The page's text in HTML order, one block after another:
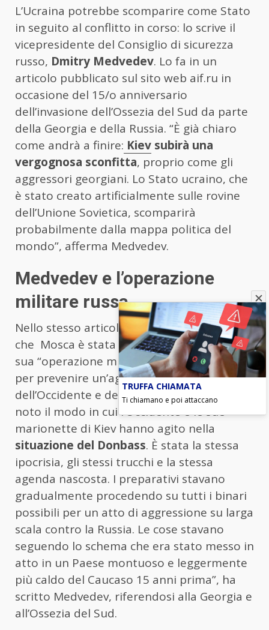
L’Ucraina potrebbe scomparire come Stato
in seguito al conflitto in corso: lo scrive il
vicepresidente del Consiglio di sicurezza
russo, Dmitry Medvedev. Lo fa in un
articolo pubblicato sul sito web aif.ru in
occasione del 15/o anniversario
dell’invasione dell’Ossezia del Sud da parte
della Georgia e della Russia. “È già chiaro
come andrà a finire: Kiev subirà una
vergognosa sconfitta, proprio come gli
aggressori georgiani. Lo Stato ucraino, che
è stato creato artificialmente sulle rovine
dell’Unione Sovietica, scomparirà
probabilmente dalla mappa politica del
mondo”, afferma Medvedev.
Medvedev e l’operazione
militare russa
Nello stesso articolo, Medvedev sostiene
che Mosca è stata costretta a lanciare la
sua “operazione militare” contro l’Ucraina
per prevenire un’aggressione da parte
dell’Occidente e delle autorità di Kiev: “È
noto il modo in cui l’Occidente e le sue
marionette di Kiev hanno agito nella
situazione del Donbass. È stata la stessa
ipocrisia, gli stessi trucchi e la stessa
agenda nascosta. I preparativi stavano
gradualmente procedendo su tutti i binari
possibili per un atto di aggressione su larga
scala contro la Russia. Le cose stavano
seguendo lo schema che era stato messo in
atto in un Paese montuoso e leggermente
più caldo del Caucaso 15 anni prima”, ha
scritto Medvedev, riferendosi alla Georgia e
all’Ossezia del Sud.
TRUFFA CHIAMATA
Ti chiamano e poi attaccano